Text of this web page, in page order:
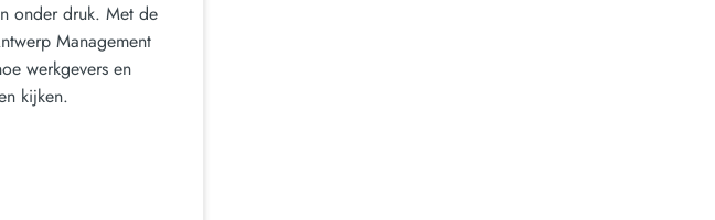
onder druk. Met de
Management
werkgevers en
kijken.